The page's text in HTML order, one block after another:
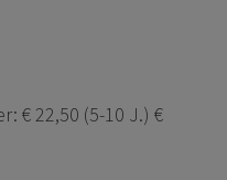
€ 22,50 (5-10 J.) €